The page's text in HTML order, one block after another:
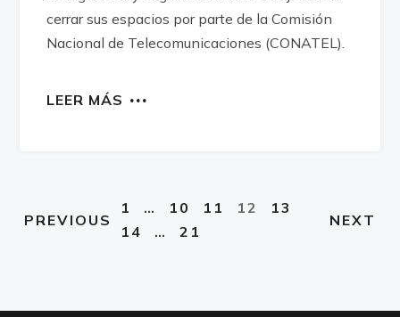
cerrar sus espacios por parte de la Comisión
Nacional de Telecomunicaciones (CONATEL).
LEER MÁS
PREVIOUS
1 … 10 11 12
13
14
… 21
NEXT